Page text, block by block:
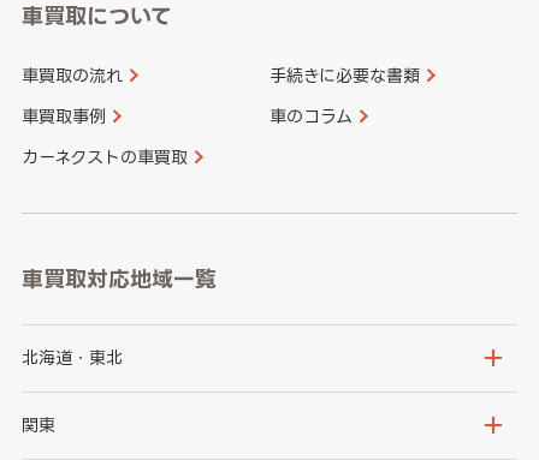
車買取について
車買取の流れ 手続きに必要な書類
車買取事例 車のコラム
カーネクストの車買取
車買取対応地域一覧
北海道・東北
北海道
関東